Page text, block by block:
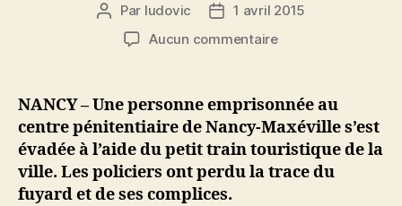
Auteur
l’article
Par ludovic
Date1 avril 2015
Aucun commentairesur
petit
train
touristique
de
NANCY – Une personne emprisonnée au
centre pénitentiaire de Nancy-Maxéville s’est
évadée à l’aide du petit train touristique de la
ville. Les policiers ont perdu la trace du
fuyard et de ses complices.